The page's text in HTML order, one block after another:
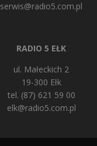
serwis@radio5.com.pl
RADIO 5 EŁK
ul. Małeckich 2
19-300 Ełk
tel. (87) 621 59 00
elk@radio5.com.pl